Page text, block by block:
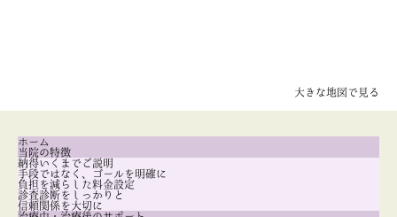
大きな地図で見る
ホーム
当院の特徴
納得いくまでご説明
手段ではなく、ゴールを明確に
負担を減らした料金設定
診査診断をしっかりと
信頼関係を大切に